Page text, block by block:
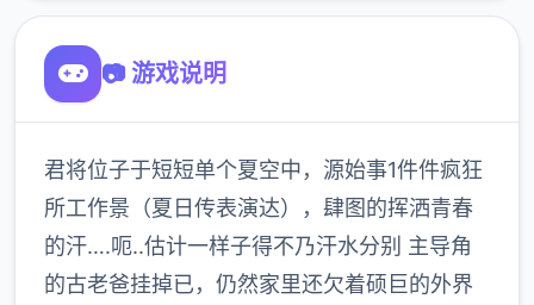
📷 游戏说明
君将位子于短短单个夏空中，源始事1件件疯狂
所工作景（夏日传表演达），肆图的挥洒青春
的汗….呃..估计一样子得不乃汗水分别 主导角
的古老爸挂掉已，仍然家里还欠着硕巨的外界